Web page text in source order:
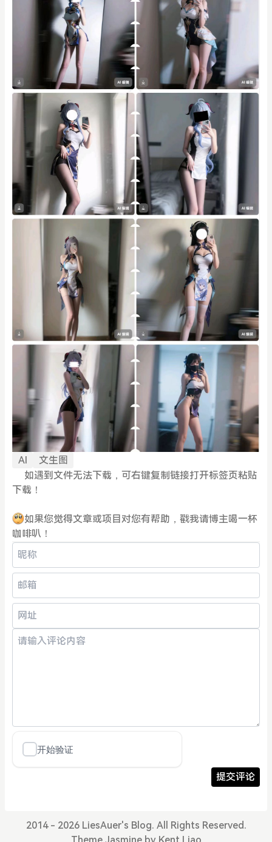
AI
文生图
如遇到文件无法下载，可右键复制链接打开标签页粘贴
下载！
如果您觉得文章或项目对您有帮助，戳我请博主喝一杯
咖啡叭！
提交评论
2014 - 2026 LiesAuer's Blog. All Rights Reserved.